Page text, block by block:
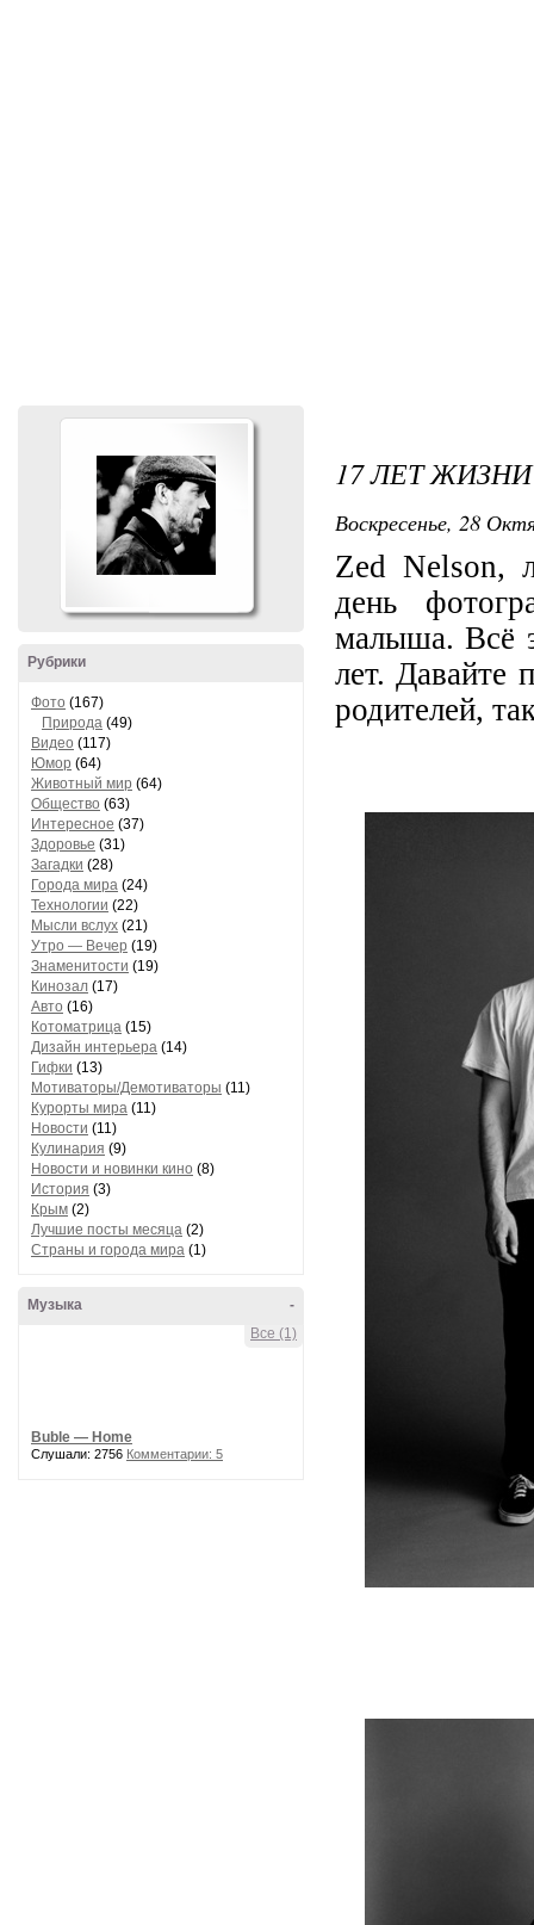
Рубрики
Фото (167)
Природа (49)
Видео (117)
Юмор (64)
Животный мир (64)
Общество (63)
Интересное (37)
Здоровье (31)
Загадки (28)
Города мира (24)
Технологии (22)
Мысли вслух (21)
Утро — Вечер (19)
Знаменитости (19)
Кинозал (17)
Авто (16)
Котоматрица (15)
Дизайн интерьера (14)
Гифки (13)
Мотиваторы/Демотиваторы (11)
Курорты мира (11)
Новости (11)
Кулинария (9)
Новости и новинки кино (8)
История (3)
Крым (2)
Лучшие посты месяца (2)
Страны и города мира (1)
-
Музыка
Все (1)
Buble — Home
Слушали: 2756 Комментарии: 5
17 ЛЕТ ЖИЗНИ
Воскресенье, 28
Zed Nelson,
день
малыша. Всё
лет. Давайте
родителей,